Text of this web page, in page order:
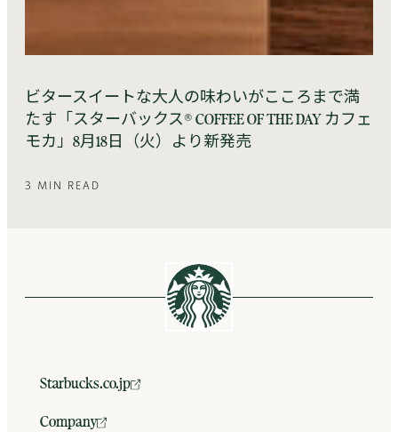
ビタースイートな大人の味わいがこころまで満
たす「スターバックス® COFFEE OF THE DAY カフェ
モカ」8月18日（火）より新発売
3 MIN READ
Starbucks.co.jp
Company